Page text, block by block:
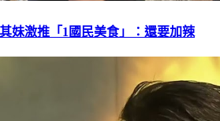
妹激推「1國民美食」：還要加辣